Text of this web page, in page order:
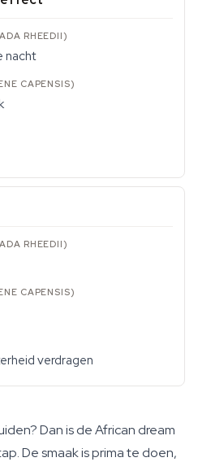
nacht
verdragen
Dan is de African dream
De smaak is prima te doen,